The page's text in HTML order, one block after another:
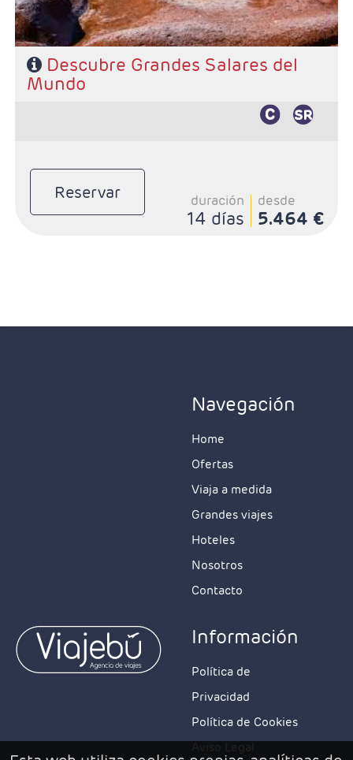
Descubre Grandes Salares del
Mundo
Reservar duración
14 días
desde
5.464 €
Navegación
Home
Ofertas
Viaja a medida
Grandes viajes
Hoteles
Nosotros
Contacto
Información
Política de
Privacidad
Política de Cookies